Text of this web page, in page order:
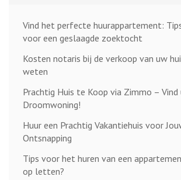
Vind het perfecte huurappartement:
voor een geslaagde zoektocht
Kosten notaris bij de verkoop van uw
weten
Prachtig Huis te Koop via Zimmo – Vind
Droomwoning!
Huur een Prachtig Vakantiehuis voor
Ontsnapping
Tips voor het huren van een
op letten?